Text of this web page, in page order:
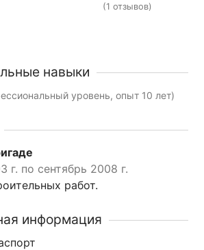
(1 отзывов)
навыки
уровень, опыт 10 лет)
г. по сентябрь 2008 г.
работ.
информация